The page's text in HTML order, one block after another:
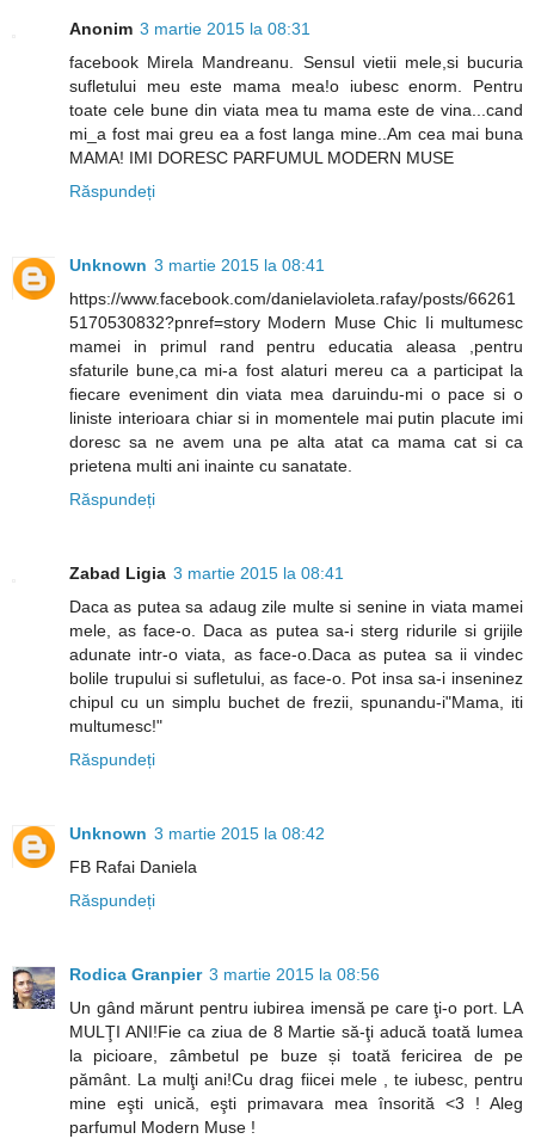
Anonim 3 martie 2015 la 08:31
facebook Mirela Mandreanu. Sensul vietii mele,si bucuria
sufletului meu este mama mea!o iubesc enorm. Pentru
toate cele bune din viata mea tu mama este de vina...cand
mi_a fost mai greu ea a fost langa mine..Am cea mai buna
MAMA! IMI DORESC PARFUMUL MODERN MUSE
Răspundeți
Unknown 3 martie 2015 la 08:41
https://www.facebook.com/danielavioleta.rafay/posts/66261
5170530832?pnref=story Modern Muse Chic Ii multumesc
mamei in primul rand pentru educatia aleasa ,pentru
sfaturile bune,ca mi-a fost alaturi mereu ca a participat la
fiecare eveniment din viata mea daruindu-mi o pace si o
liniste interioara chiar si in momentele mai putin placute imi
doresc sa ne avem una pe alta atat ca mama cat si ca
prietena multi ani inainte cu sanatate.
Răspundeți
Zabad Ligia 3 martie 2015 la 08:41
Daca as putea sa adaug zile multe si senine in viata mamei
mele, as face-o. Daca as putea sa-i sterg ridurile si grijile
adunate intr-o viata, as face-o.Daca as putea sa ii vindec
bolile trupului si sufletului, as face-o. Pot insa sa-i inseninez
chipul cu un simplu buchet de frezii, spunandu-i"Mama, iti
multumesc!"
Răspundeți
Unknown 3 martie 2015 la 08:42
FB Rafai Daniela
Răspundeți
Rodica Granpier 3 martie 2015 la 08:56
Un gând mărunt pentru iubirea imensă pe care ţi-o port. LA
MULŢI ANI!Fie ca ziua de 8 Martie să-ţi aducă toată lumea
la picioare, zâmbetul pe buze și toată fericirea de pe
pământ. La mulţi ani!Cu drag fiicei mele , te iubesc, pentru
mine eşti unică, eşti primavara mea însorită <3 ! Aleg
parfumul Modern Muse !